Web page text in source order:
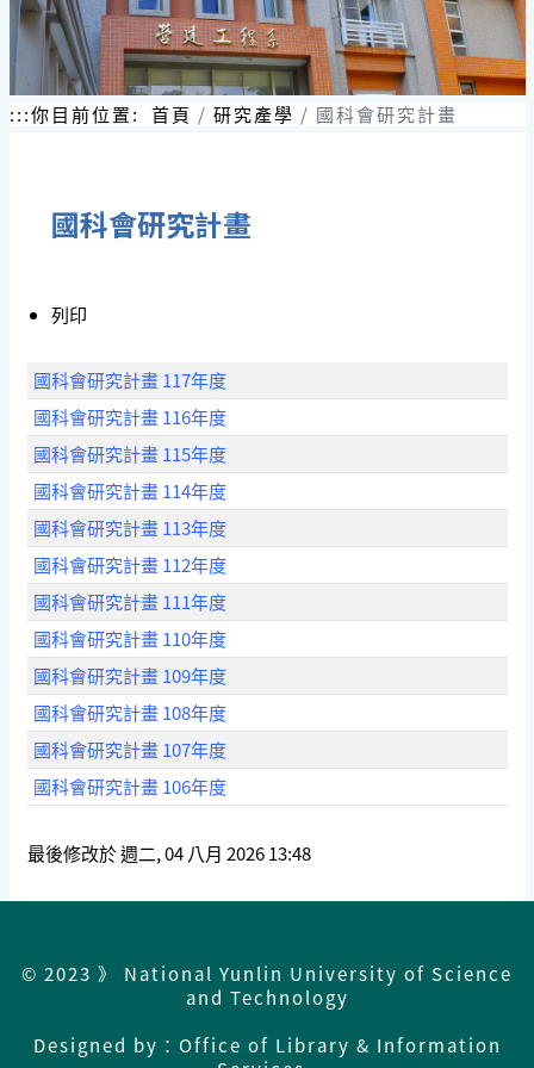
主
容
:::你目前位置: 首頁 研究產學 國科會研究計畫
國科會研究計畫
列印
國科會研究計畫 117年度
國科會研究計畫 116年度
國科會研究計畫 115年度
國科會研究計畫 114年度
國科會研究計畫 113年度
國科會研究計畫 112年度
國科會研究計畫 111年度
國科會研究計畫 110年度
國科會研究計畫 109年度
國科會研究計畫 108年度
國科會研究計畫 107年度
國科會研究計畫 106年度
最後修改於 週二, 04 八月 2026 13:48
© 2023 》 National Yunlin University of Science
and Technology
Designed by：Office of Library & Information